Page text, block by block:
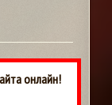
онлайн!